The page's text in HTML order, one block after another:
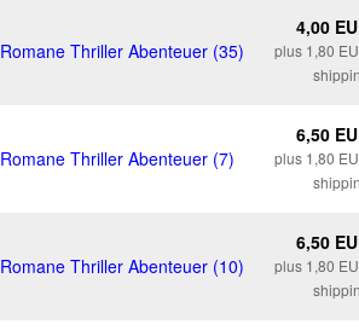
Romane Thriller Abenteuer (35)
4,00
plus 1,80
Romane Thriller Abenteuer (7)
6,50
plus 1,80
Romane Thriller Abenteuer (10)
6,50
plus 1,80